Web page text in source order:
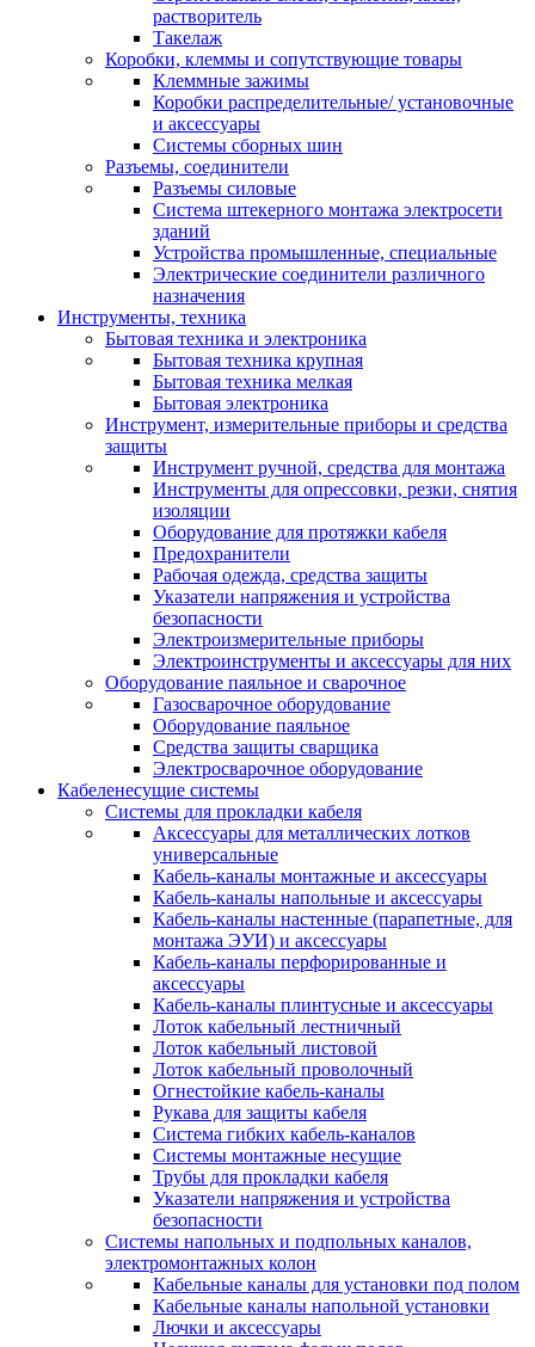
растворитель
Такелаж
Коробки, клеммы и сопутствующие товары
Клеммные зажимы
Коробки распределительные/ установочные
и аксессуары
Системы сборных шин
Разъемы, соединители
Разъемы силовые
Система штекерного монтажа электросети
зданий
Устройства промышленные, специальные
Электрические соединители различного
назначения
Инструменты, техника
Бытовая техника и электроника
Бытовая техника крупная
Бытовая техника мелкая
Бытовая электроника
Инструмент, измерительные приборы и средства
защиты
Инструмент ручной, средства для монтажа
Инструменты для опрессовки, резки, снятия
изоляции
Оборудование для протяжки кабеля
Предохранители
Рабочая одежда, средства защиты
Указатели напряжения и устройства
безопасности
Электроизмерительные приборы
Электроинструменты и аксессуары для них
Оборудование паяльное и сварочное
Газосварочное оборудование
Оборудование паяльное
Средства защиты сварщика
Электросварочное оборудование
Кабеленесущие системы
Системы для прокладки кабеля
Аксессуары для металлических лотков
универсальные
Кабель-каналы монтажные и аксессуары
Кабель-каналы напольные и аксессуары
Кабель-каналы настенные (парапетные, для
монтажа ЭУИ) и аксессуары
Кабель-каналы перфорированные и
аксессуары
Кабель-каналы плинтусные и аксессуары
Лоток кабельный лестничный
Лоток кабельный листовой
Лоток кабельный проволочный
Огнестойкие кабель-каналы
Рукава для защиты кабеля
Система гибких кабель-каналов
Системы монтажные несущие
Трубы для прокладки кабеля
Указатели напряжения и устройства
безопасности
Системы напольных и подпольных каналов,
электромонтажных колон
Кабельные каналы для установки под полом
Кабельные каналы напольной установки
Лючки и аксессуары